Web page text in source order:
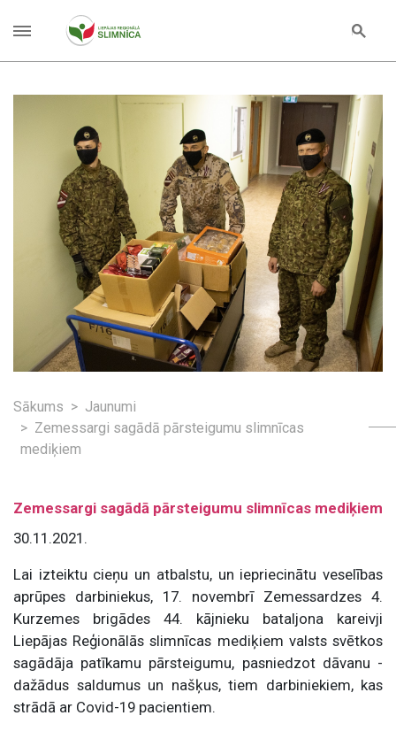
Sākums
Jaunumi
Zemessargi sagādā pārsteigumu slimnīcas
mediķiem
Zemessargi sagādā pārsteigumu slimnīcas mediķiem
30.11.2021.
Lai izteiktu cieņu un atbalstu, un iepriecinātu veselības
aprūpes darbiniekus, 17. novembrī Zemessardzes 4.
Kurzemes brigādes 44. kājnieku bataljona kareivji
Liepājas Reģionālās slimnīcas mediķiem valsts svētkos
sagādāja patīkamu pārsteigumu, pasniedzot dāvanu -
dažādus saldumus un našķus, tiem darbiniekiem, kas
strādā ar Covid-19 pacientiem.